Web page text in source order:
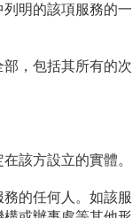
列明的該項服務的一
部，包括其所有的次
該方設立的實體。
的任何人。如該服